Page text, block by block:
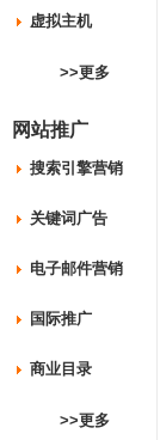
虚拟主机
>>更多
网站推广
搜索引擎营销
关键词广告
电子邮件营销
国际推广
商业目录
>>更多